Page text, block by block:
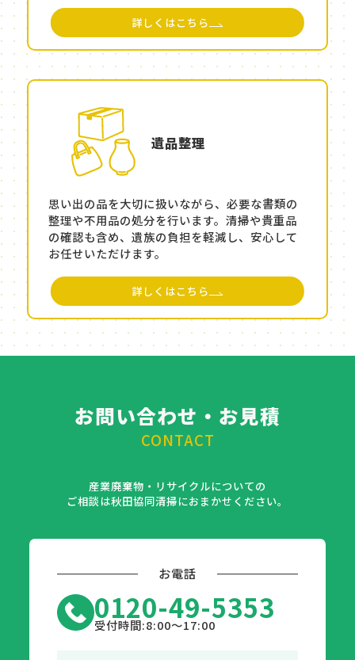
詳しくはこちら
遺品整理
思い出の品を大切に扱いながら、必要な書類の
整理や不用品の処分を行います。清掃や貴重品
の確認も含め、遺族の負担を軽減し、安心して
お任せいただけます。
詳しくはこちら
お問い合わせ・お見積
CONTACT
産業廃棄物・リサイクルについての
ご相談は秋田協同清掃におまかせください。
お電話
0120-49-5353
受付時間:8:00〜17:00